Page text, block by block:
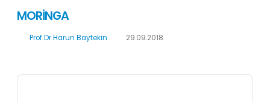
MORİNGA
Prof Dr Harun Baytekin 29.09.2018